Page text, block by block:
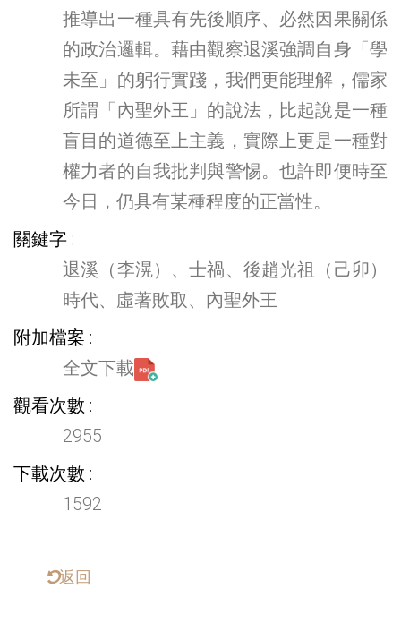
推導出一種具有先後順序、必然因果關係
的政治邏輯。藉由觀察退溪強調自身「學
未至」的躬行實踐，我們更能理解，儒家
所謂「內聖外王」的說法，比起說是一種
盲目的道德至上主義，實際上更是一種對
權力者的自我批判與警惕。也許即便時至
今日，仍具有某種程度的正當性。
關鍵字
退溪（李滉）、士禍、後趙光祖（己卯）
時代、虛著敗取、內聖外王
附加檔案
全文下載
觀看次數
2955
下載次數
1592
返回